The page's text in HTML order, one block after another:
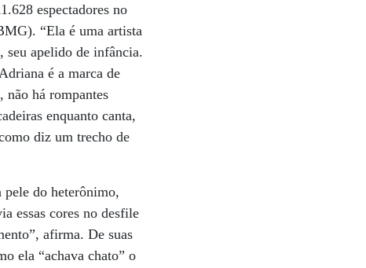
espectadores no
“Ela é uma artista
seu apelido de infância.
é a marca de
não há rompantes
enquanto canta,
diz um trecho de
do heterônimo,
essas cores no desfile
afirma. De suas
ela “achava chato” o